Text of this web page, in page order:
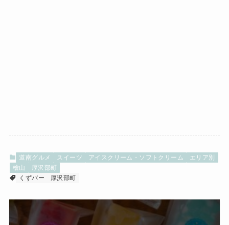
道南グルメ スイーツ アイスクリーム・ソフトクリーム
エリア別
檜山
厚沢部町
くずバー
厚沢部町